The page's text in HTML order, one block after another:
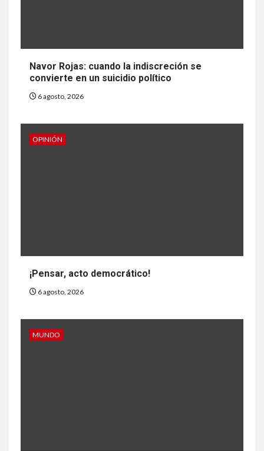
Navor Rojas: cuando la indiscreción se
convierte en un suicidio político
6 agosto, 2026
OPINIÓN
¡Pensar, acto democrático!
6 agosto, 2026
MUNDO